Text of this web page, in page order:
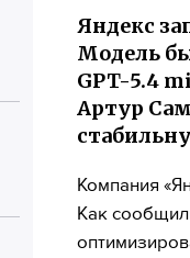
Яндекс
Модель
GPT-5.4
Артур
Компания
Как